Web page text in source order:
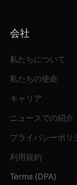
会社
私たちについて
私たちの使命
キャリア
ニュースでの紹介
プライバシーポリ
利用規約
Terms (DPA)